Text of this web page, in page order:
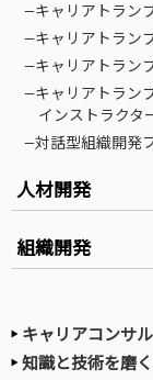
—キャリアトラン
—キャリアトラン
—キャリアトラン
—キャリアトラン
インストラクタ
—対話型組織開発
人材開発
組織開発
キャリアコンサ
知識と技術を磨